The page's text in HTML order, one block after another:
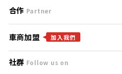
免責聲明
隱私權政策
團隊
聯絡我們
什麼是Goo鑑定？
找好車
找好店
合作 Partner
合作夥伴
廣告合作
車商加盟 加入我們
社群 Follow us on